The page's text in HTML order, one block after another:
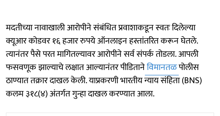
मदतीच्या नावाखाली आरोपीने संबंधित प्रवाशाकडून स्वतः दिलेल्या
क्यूआर कोडवर १६ हजार रुपये ऑनलाइन हस्तांतरित करून घेतले.
त्यानंतर पैसे परत मागितल्यावर आरोपीने सर्व संपर्क तोडला. आपली
फसवणूक झाल्याचे लक्षात आल्यानंतर पीडितानेविमानतळपोलीस
ठाण्यात तक्रार दाखल केली. याप्रकरणी भारतीय न्याय संहिता (BNS)
कलम ३१८(४) अंतर्गत गुन्हा दाखल करण्यात आला.